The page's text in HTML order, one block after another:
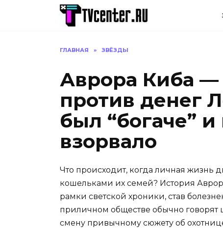
ГЛАВНАЯ » ЗВЁЗДЫ
Аврора Киба
против денег
был “богаче”
взорвало
Что происходит, когда личная жизнь
кошельками их семей? История
рамки светской хроники, став
приличном обществе обычно говорят
смену привычному сюжету об